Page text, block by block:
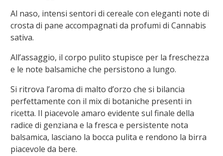
Al naso, intensi sentori di cereale con eleganti note di
crosta di pane accompagnati da profumi di Cannabis
sativa.
All’assaggio, il corpo pulito stupisce per la freschezza
e le note balsamiche che persistono a lungo.
Si ritrova l’aroma di malto d’orzo che si bilancia
perfettamente con il mix di botaniche presenti in
ricetta. Il piacevole amaro evidente sul finale della
radice di genziana e la fresca e persistente nota
balsamica, lasciano la bocca pulita e rendono la birra
piacevole da bere.